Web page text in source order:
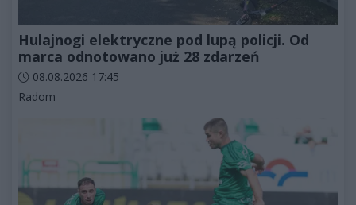
Hulajnogi elektryczne pod lupą policji. Od
marca odnotowano już 28 zdarzeń
Data dodania artykułu:
08.08.2026 17:45
Kategorie artykułu:
Radom